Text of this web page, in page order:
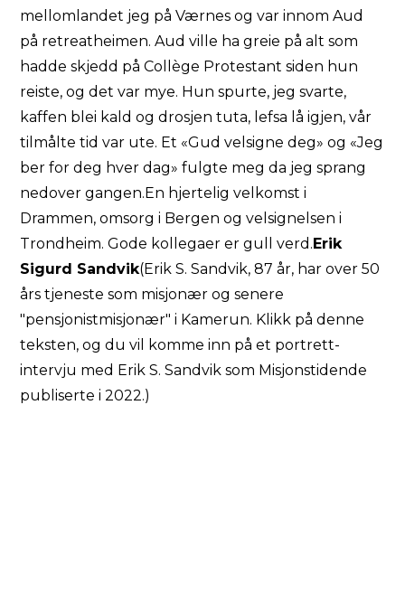
mellomlandet jeg på Værnes og var innom Aud
på retreatheimen. Aud ville ha greie på alt som
hadde skjedd på Collège Protestant siden hun
reiste, og det var mye. Hun spurte, jeg svarte,
kaffen blei kald og drosjen tuta, lefsa lå igjen, vår
tilmålte tid var ute. Et «Gud velsigne deg» og «Jeg
ber for deg hver dag» fulgte meg da jeg sprang
nedover gangen.En hjertelig velkomst i
Drammen, omsorg i Bergen og velsignelsen i
Trondheim. Gode kollegaer er gull verd.Erik
Sigurd Sandvik(Erik S. Sandvik, 87 år, har over 50
års tjeneste som misjonær og senere
"pensjonistmisjonær" i Kamerun. Klikk på denne
teksten, og du vil komme inn på et portrett-
intervju med Erik S. Sandvik som Misjonstidende
publiserte i 2022.)